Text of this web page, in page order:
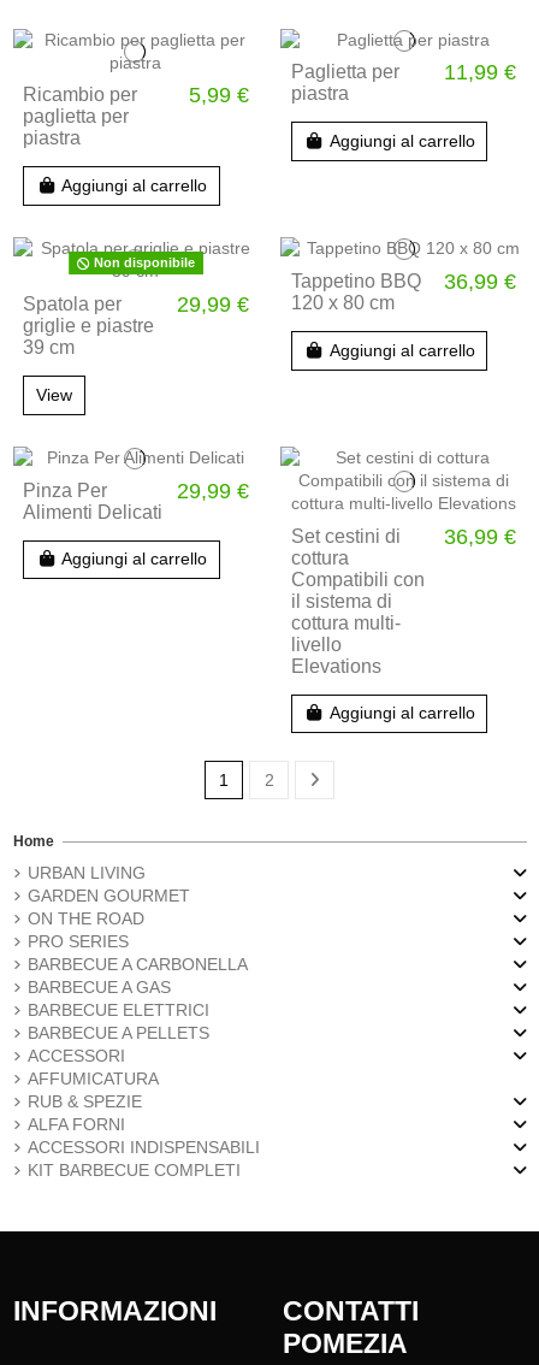
Ricambio per
paglietta per
piastra
5,99 €
Aggiungi al carrello
Paglietta per
piastra
11,99 €
Aggiungi al carrello
Non disponibile
Spatola per
griglie e piastre
39 cm
29,99 €
View
Tappetino BBQ
120 x 80 cm
36,99 €
Aggiungi al carrello
Pinza Per
Alimenti Delicati
29,99 €
Aggiungi al carrello
Set cestini di
cottura
Compatibili con
il sistema di
cottura multi-
livello
Elevations
36,99 €
Aggiungi al carrello
1 2
Home
URBAN LIVING
GARDEN GOURMET
ON THE ROAD
PRO SERIES
BARBECUE A CARBONELLA
BARBECUE A GAS
BARBECUE ELETTRICI
BARBECUE A PELLETS
ACCESSORI
AFFUMICATURA
RUB & SPEZIE
ALFA FORNI
ACCESSORI INDISPENSABILI
KIT BARBECUE COMPLETI
INFORMAZIONI
CONTATTI
POMEZIA